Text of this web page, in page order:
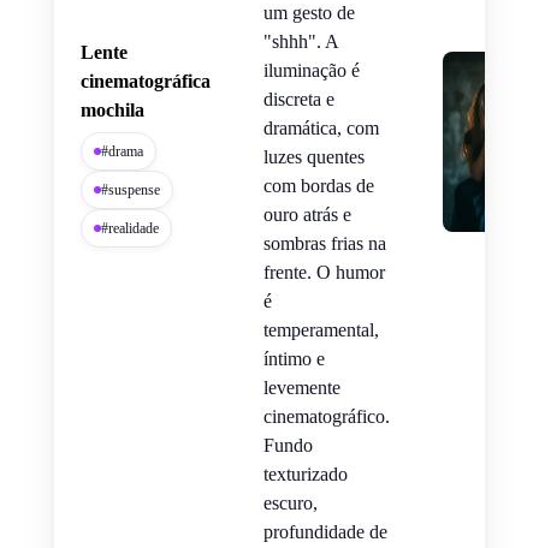
Lente
cinematográfica
mochila
#drama
#suspense
#realidade
um gesto de
"shhh". A
iluminação é
discreta e
dramática, com
luzes quentes
com bordas de
ouro atrás e
sombras frias na
frente. O humor
é
temperamental,
íntimo e
levemente
cinematográfico.
Fundo
texturizado
escuro,
profundidade de